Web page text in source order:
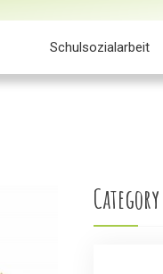
Schulsozialarbeit
Category